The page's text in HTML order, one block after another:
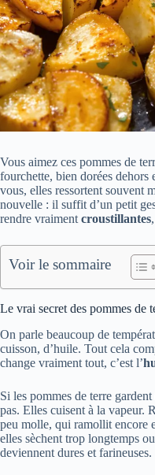
Vous aimez ces pommes de
fourchette, bien dorées
vous, elles ressortent souvent
nouvelle : il suffit d’un petit
rendre vraiment croustillantes
Voir le sommaire
Le vrai secret des pommes de
On parle beaucoup de
cuisson, d’huile. Tout cela
change vraiment tout, c’est l’
Si les pommes de terre
pas. Elles cuisent à la vapeur.
peu molle, qui ramollit encore
elles sèchent trop longtemps
deviennent dures et farineuses.